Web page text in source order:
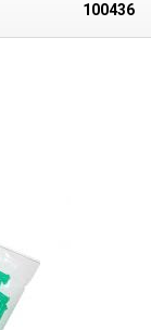
100436